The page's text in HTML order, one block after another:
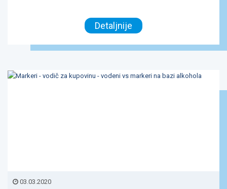
Detaljnije
03.03.2020